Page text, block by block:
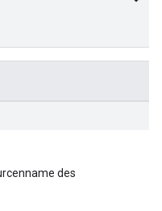
des